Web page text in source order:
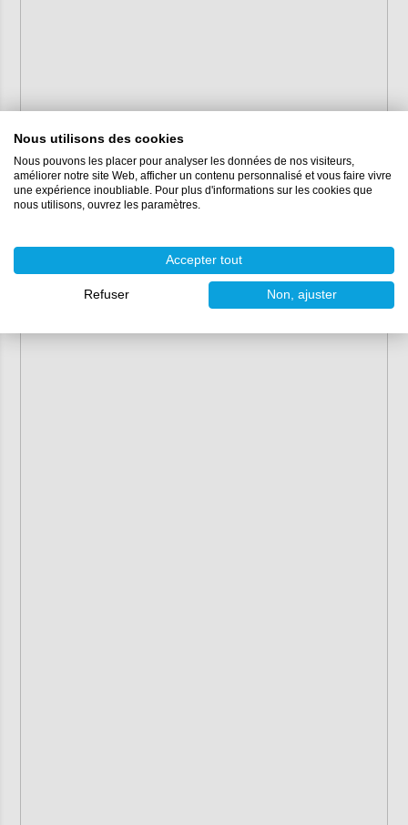
Nous utilisons des cookies
Nous pouvons les placer pour analyser les données de nos visiteurs,
améliorer notre site Web, afficher un contenu personnalisé et vous faire vivre
une expérience inoubliable. Pour plus d'informations sur les cookies que
nous utilisons, ouvrez les paramètres.
Accepter tout
Refuser Non, ajuster